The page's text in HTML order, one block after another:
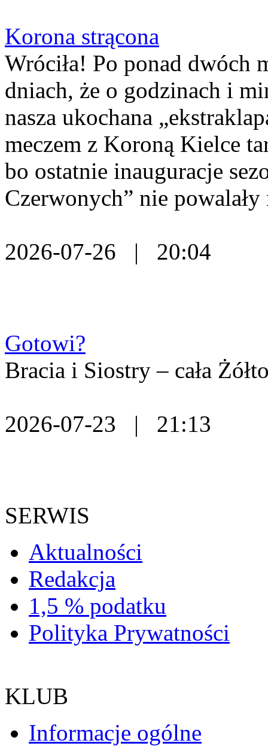
Korona strącona
Wróciła! Po ponad dwóch
dniach, że o godzinach i
nasza ukochana
meczem z Koroną Kielce
bo ostatnie inauguracje
Czerwonych” nie powalały
2026-07-26 | 20:04
Gotowi?
Bracia i Siostry – cała
2026-07-23 | 21:13
SERWIS
Aktualności
Redakcja
1,5 % podatku
Polityka Prywatności
KLUB
Informacje ogólne